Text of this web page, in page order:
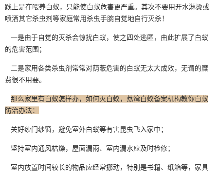
践上是在喂养白蚁，只能使白蚁危害更严重。其次不要用开水淋烫或
喷洒其它杀虫剂等家庭常用杀虫手腕自觉地自行灭杀！
一是由于自觉的灭杀会惊扰白蚁，使之四处逃匿，由此扩展了白蚁
的危害范围；
二是家用各类杀虫剂常常对荫蔽危害的白蚁无太大成效，无谓的糜
费很不用要。
那么家里有白蚁怎样办，如何灭白蚁，荔湾白蚁备案机构教你白蚁
防治办法：
关好纱门纱窗，避免室外白蚁等有害昆虫飞入家中；
坚持室内通风枯燥，屋面漏雨、室内漏水应及时检修；
室内放置时间较长的物品应经常挪动，特别是书籍、纸箱等，家具